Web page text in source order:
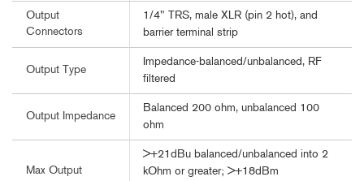
Output
Connectors
1/4" TRS, male XLR (pin 2 hot), and
barrier terminal strip
Output Type
Impedance-balanced/unbalanced, RF
filtered
Output Impedance
Balanced 200 ohm, unbalanced 100
ohm
Max Output
>+21dBu balanced/unbalanced into 2
kOhm or greater; >+18dBm